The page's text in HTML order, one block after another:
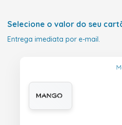
Selecione o valor do seu
Entrega imediata por e-mail.